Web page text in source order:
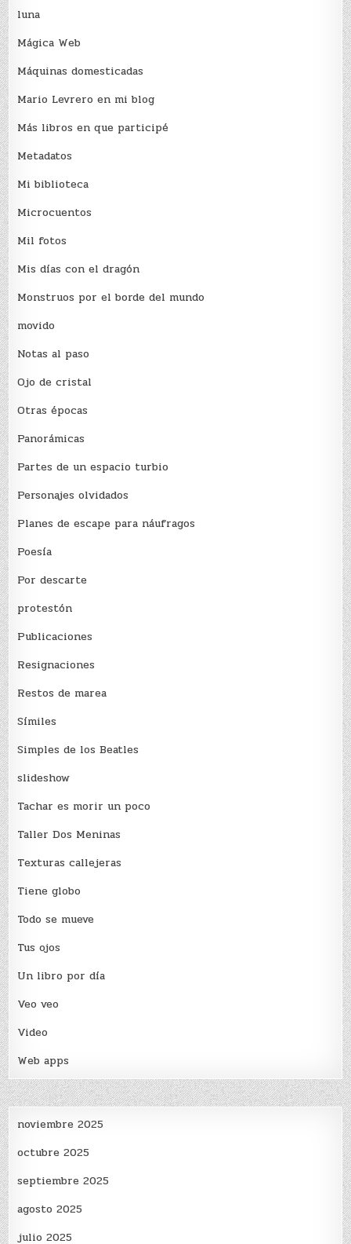
luna
Mágica Web
Máquinas domesticadas
Mario Levrero en mi blog
Más libros en que participé
Metadatos
Mi biblioteca
Microcuentos
Mil fotos
Mis días con el dragón
Monstruos por el borde del mundo
movido
Notas al paso
Ojo de cristal
Otras épocas
Panorámicas
Partes de un espacio turbio
Personajes olvidados
Planes de escape para náufragos
Poesía
Por descarte
protestón
Publicaciones
Resignaciones
Restos de marea
Sí­miles
Simples de los Beatles
slideshow
Tachar es morir un poco
Taller Dos Meninas
Texturas callejeras
Tiene globo
Todo se mueve
Tus ojos
Un libro por día
Veo veo
Video
Web apps
noviembre 2025
octubre 2025
septiembre 2025
agosto 2025
julio 2025